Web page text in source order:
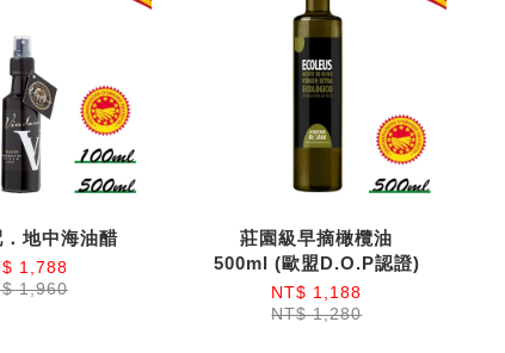
地中海油醋
1,788
1,960
莊園級早摘橄欖油
500ml (歐盟D.O.P認證)
NT$ 1,188
NT$ 1,280